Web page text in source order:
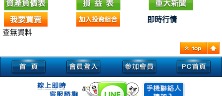
即時行情
查無資料